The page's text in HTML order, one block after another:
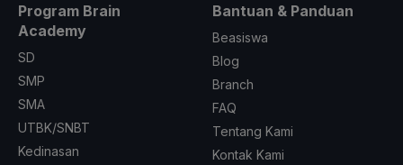
Program Brain
Academy
SD
SMP
SMA
UTBK/SNBT
Kedinasan
Bantuan & Panduan
Beasiswa
Blog
Branch
FAQ
Tentang Kami
Kontak Kami